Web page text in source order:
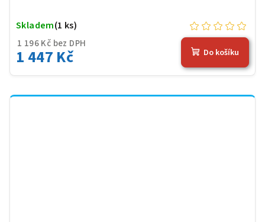
1 196 Kč bez DPH
1 447 Kč
Skladem(1 ks)
Do košíku